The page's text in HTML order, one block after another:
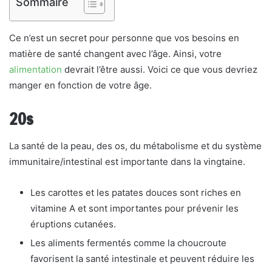
Ce n’est un secret pour personne que vos besoins en
matière de santé changent avec l’âge. Ainsi, votre
alimentation devrait l’être aussi. Voici ce que vous devriez
manger en fonction de votre âge.
20s
La santé de la peau, des os, du métabolisme et du système
immunitaire/intestinal est importante dans la vingtaine.
Les carottes et les patates douces sont riches en
vitamine A et sont importantes pour prévenir les
éruptions cutanées.
Les aliments fermentés comme la choucroute
favorisent la santé intestinale et peuvent réduire les